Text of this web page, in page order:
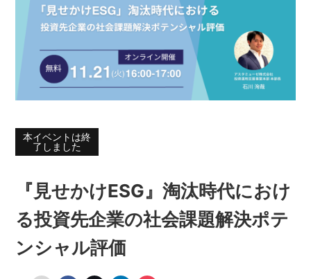
本イベントは終
了しました
『見せかけESG』淘汰時代におけ
る投資先企業の社会課題解決ポテ
ンシャル評価